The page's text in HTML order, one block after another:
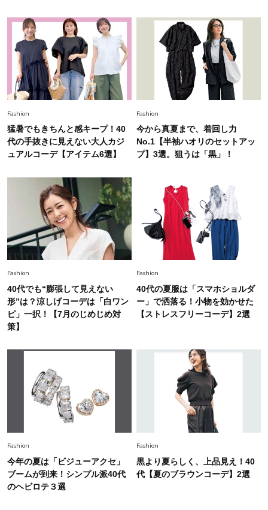
Fashion 2026.5.29
40代の夏通勤はこれ１着！「きちんと感」も
「オシャレ」も整うトレンドトップス〈4選〉
Fashion 2026.6.26
Fashion 2026.8.5
旬着こなし3選。地味見え回避のコツは「バッグ
選び」！
Fashion 2026.7.31
【40代のTシャツコーデ】超ビッグサイズ×きれ
いめハーフパンツでモードに昇華
Fashion
猛暑でもきちんと感キープ！40
代の手抜きに見えない大人カジ
ュアルコーデ【アイテム6選】
Fashion
今から真夏まで、着回し力
No.1【半袖ハオリのセットアッ
プ】3選。狙うは「黒」！
Fashion
40代でも“膨張して見えない
形”は？涼しげコーデは「白ワン
ピ」一択！【7月のじめじめ対
策】
Fashion
40代の夏服は「スマホショルダ
ー」で洒落る！小物を効かせた
【ストレスフリーコーデ】2選
Fashion
今年の夏は「ビジューアクセ」
ブームが到来！シンプル派40代
のヘビロテ３選
Fashion
黒より夏らしく、上品見え！40
代【夏のブラウンコーデ】2選